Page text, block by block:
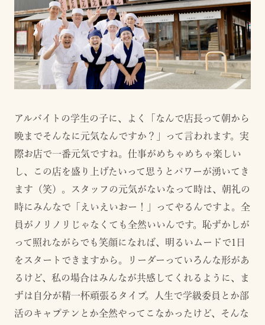
アルバイトの学生の子に、よく「なんで店長って朝から
晩までそんなに元気なんですか？」って言われます。実
際お店で一番元気ですね。仕事がめちゃめちゃ楽しい
し、この店を盛り上げたいって思うとパワーが湧いてき
ます（笑）。スタッフの元気がないなって時は、朝礼の
時にみんなで「えいえいおー！」ってやるんですよ。全
員がノリノリじゃなくても全然いいんです。恥ずかしが
って照れながらでも笑顔になれば、明るいムードで1日
をスタートできますから。リーダーっていろんな形があ
るけど、私の場合はみんなが共感してくれるように、ま
ずは自分が精一杯頑張るタイプ。人生で学級委員とか部
活のキャプテンとか全然やってこなかったけど、そんな